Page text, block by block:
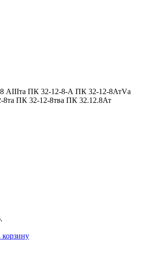
АIIIта ПК 32-12-8-А ПК 32-12-8АтVа
ПК 32-12-8тва ПК 32.12.8Ат